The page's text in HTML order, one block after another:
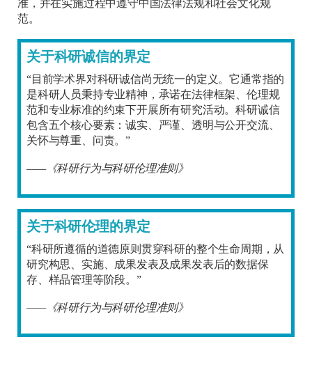
准，并在实施过程中遵守中国法律法规和社会文化规
范。
关于科研诚信的界定
“目前学术界对科研诚信尚无统一的定义。它通常指的
是科研人员秉持专业精神，承诺在法律框架、伦理规
范和专业标准的约束下开展所有研究活动。科研诚信
包含五个核心要素：诚实、严谨、透明与公开交流、
关怀与尊重、问责。”
——《科研行为与科研伦理准则》
关于科研伦理的界定
“科研所遵循的道德原则贯穿科研的整个生命周期，从
研究构思、实施、成果发表及成果发表后的数据保
存、样品管理等阶段。”
——《科研行为与科研伦理准则》